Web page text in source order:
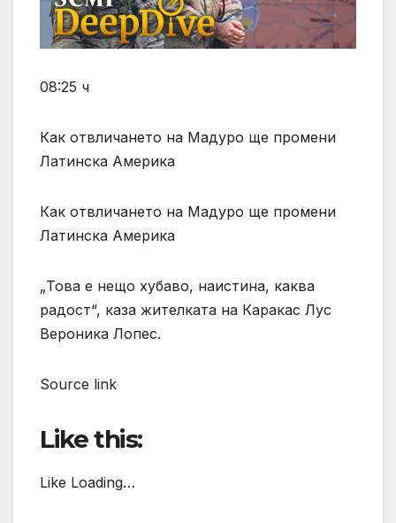
08:25 ч
Как отвличането на Мадуро ще промени
Латинска Америка
Как отвличането на Мадуро ще промени
Латинска Америка
„Това е нещо хубаво, наистина, каква
радост“, каза жителката на Каракас Лус
Вероника Лопес.
Source link
Like this:
Like Loading…